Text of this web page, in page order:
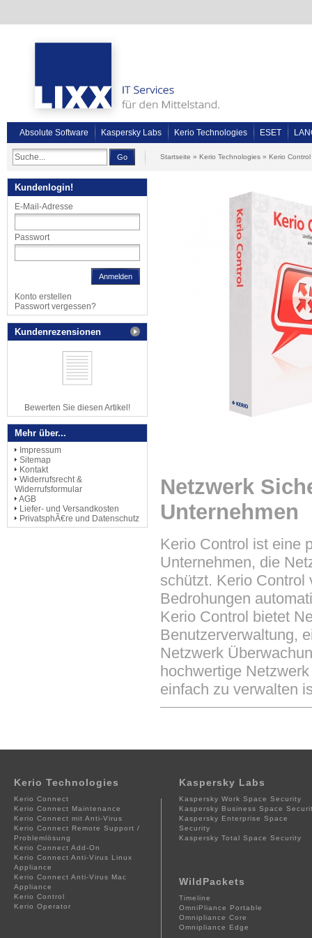
Absolute Software Kaspersky Labs Kerio Technologies ESET
Go Startseite » Kerio Technologies » Kerio Control
Netzwerk
Unternehmen
Kerio Control ist eine
Unternehmen, die
schützt. Kerio Control
Bedrohungen
Kerio Control bietet
Benutzerverwaltung,
Netzwerk
hochwertige
einfach zu verwalten
Kundenlogin!
E-Mail-Adresse
Passwort
Anmelden
Konto erstellen
Passwort vergessen?
Kundenrezensionen
Bewerten Sie diesen Artikel!
Mehr über...
Impressum
Sitemap
Kontakt
Widerrufsrecht &
Widerrufsformular
AGB
Liefer- und Versandkosten
PrivatsphÃ€re und Datenschutz
Kerio Technologies
Kerio Connect
Kerio Connect Maintenance
Kerio Connect mit Anti-Virus
Kerio Connect Remote Support /
Problemlösung
Kerio Connect Add-On
Kerio Connect Anti-Virus Linux
Appliance
Kerio Connect Anti-Virus Mac
Appliance
Kerio Control
Kerio Operator
Kaspersky Labs
Kaspersky Work Space Security
Kaspersky Business Space
Kaspersky Enterprise Space
Security
Kaspersky Total Space Security
WildPackets
Timeline
OmniPliance Portable
Omnipliance Core
Omnipliance Edge